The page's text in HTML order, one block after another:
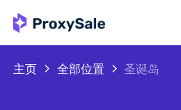
主页 全部位置 圣诞岛